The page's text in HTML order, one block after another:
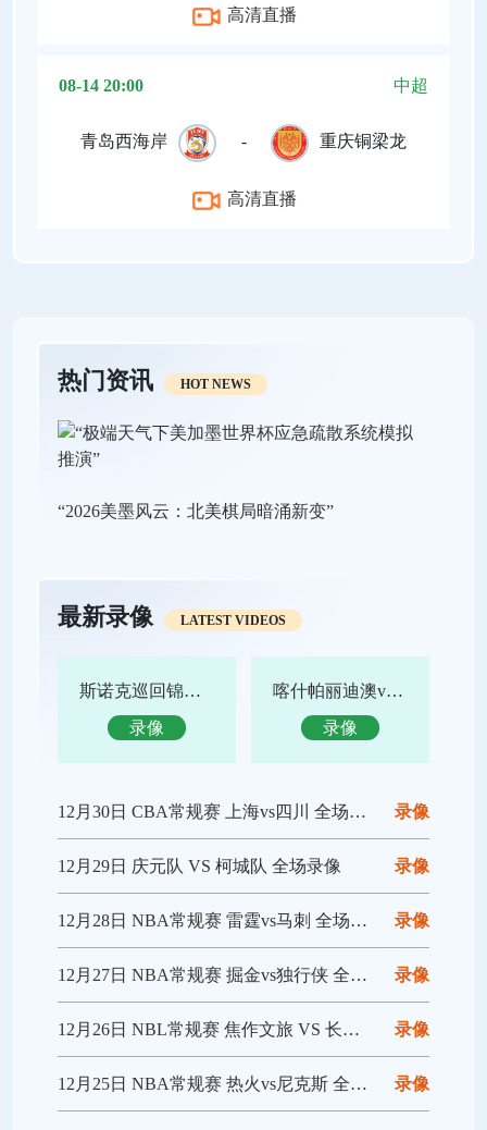
高清直播
08-14 20:00 中超
青岛西海岸 - 重庆铜梁龙
高清直播
热门资讯 HOT NEWS
“2026美墨风云：北美棋局暗涌新变”
最新录像 LATEST VIDEOS
斯诺克巡回锦标赛决赛 特鲁姆普vs赵心童 全场录像回放
录像
喀什帕丽迪澳vs吴川青年 全场录像回放
录像
录像
12月30日 CBA常规赛 上海vs四川 全场录像回放
录像
12月29日 庆元队 VS 柯城队 全场录像
录像
12月28日 NBA常规赛 雷霆vs马刺 全场录像回放
录像
12月27日 NBA常规赛 掘金vs独行侠 全场录像回放
录像
12月26日 NBL常规赛 焦作文旅 VS 长沙勇胜 全场录像
录像
12月25日 NBA常规赛 热火vs尼克斯 全场录像回放